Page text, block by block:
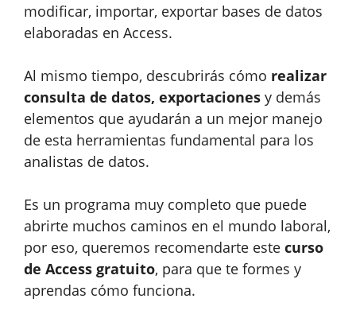
modificar, importar, exportar bases de datos
elaboradas en Access.
Al mismo tiempo, descubrirás cómo realizar
consulta de datos, exportaciones y demás
elementos que ayudarán a un mejor manejo
de esta herramientas fundamental para los
analistas de datos.
Es un programa muy completo que puede
abrirte muchos caminos en el mundo laboral,
por eso, queremos recomendarte este curso
de Access gratuito, para que te formes y
aprendas cómo funciona.